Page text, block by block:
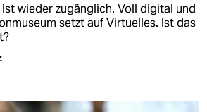
wieder zugänglich. Voll digital und
setzt auf Virtuelles. Ist das